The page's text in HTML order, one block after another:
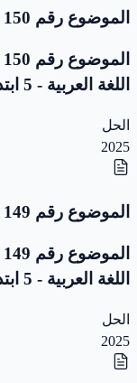
الموضوع رقم 150
اللغة العربية - 5 ابتدائي
الحل
2025
الموضوع رقم 149
اللغة العربية - 5 ابتدائي
الحل
2025